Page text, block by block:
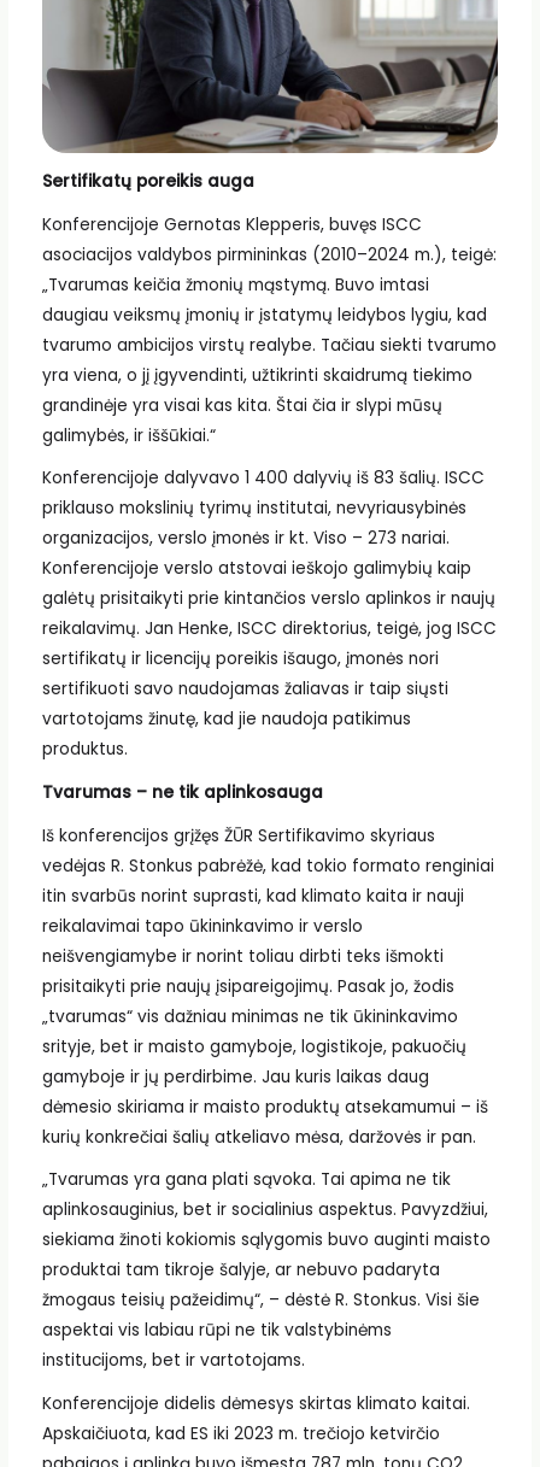
Sertifikatų poreikis auga
Konferencijoje Gernotas Klepperis, buvęs ISCC
asociacijos valdybos pirmininkas (2010–2024 m.), teigė:
„Tvarumas keičia žmonių mąstymą. Buvo imtasi
daugiau veiksmų įmonių ir įstatymų leidybos lygiu, kad
tvarumo ambicijos virstų realybe. Tačiau siekti tvarumo
yra viena, o jį įgyvendinti, užtikrinti skaidrumą tiekimo
grandinėje yra visai kas kita. Štai čia ir slypi mūsų
galimybės, ir iššūkiai.“
Konferencijoje dalyvavo 1 400 dalyvių iš 83 šalių. ISCC
priklauso mokslinių tyrimų institutai, nevyriausybinės
organizacijos, verslo įmonės ir kt. Viso – 273 nariai.
Konferencijoje verslo atstovai ieškojo galimybių kaip
galėtų prisitaikyti prie kintančios verslo aplinkos ir naujų
reikalavimų. Jan Henke, ISCC direktorius, teigė, jog ISCC
sertifikatų ir licencijų poreikis išaugo, įmonės nori
sertifikuoti savo naudojamas žaliavas ir taip siųsti
vartotojams žinutę, kad jie naudoja patikimus
produktus.
Tvarumas – ne tik aplinkosauga
Iš konferencijos grįžęs ŽŪR Sertifikavimo skyriaus
vedėjas R. Stonkus pabrėžė, kad tokio formato renginiai
itin svarbūs norint suprasti, kad klimato kaita ir nauji
reikalavimai tapo ūkininkavimo ir verslo
neišvengiamybe ir norint toliau dirbti teks išmokti
prisitaikyti prie naujų įsipareigojimų. Pasak jo, žodis
„tvarumas“ vis dažniau minimas ne tik ūkininkavimo
srityje, bet ir maisto gamyboje, logistikoje, pakuočių
gamyboje ir jų perdirbime. Jau kuris laikas daug
dėmesio skiriama ir maisto produktų atsekamumui – iš
kurių konkrečiai šalių atkeliavo mėsa, daržovės ir pan.
„Tvarumas yra gana plati sąvoka. Tai apima ne tik
aplinkosauginius, bet ir socialinius aspektus. Pavyzdžiui,
siekiama žinoti kokiomis sąlygomis buvo auginti maisto
produktai tam tikroje šalyje, ar nebuvo padaryta
žmogaus teisių pažeidimų“, – dėstė R. Stonkus. Visi šie
aspektai vis labiau rūpi ne tik valstybinėms
institucijoms, bet ir vartotojams.
Konferencijoje didelis dėmesys skirtas klimato kaitai.
Apskaičiuota, kad ES iki 2023 m. trečiojo ketvirčio